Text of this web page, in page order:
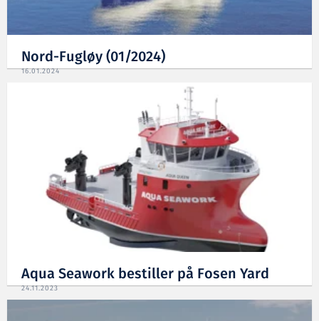
Nord-Fugløy (01/2024)
16.01.2024
Aqua Seawork bestiller på Fosen Yard
24.11.2023